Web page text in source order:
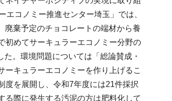
コノミー推進センター埼玉」では、
棄予定のチョコレートの端材から養
初めてサーキュラーエコノミー分野の
。環境問題については「総論賛成・
キュラーエコノミーを作り上げるこ
度を展開し、令和7年度には21件採択
る際に発生する汚泥の方は肥料化して